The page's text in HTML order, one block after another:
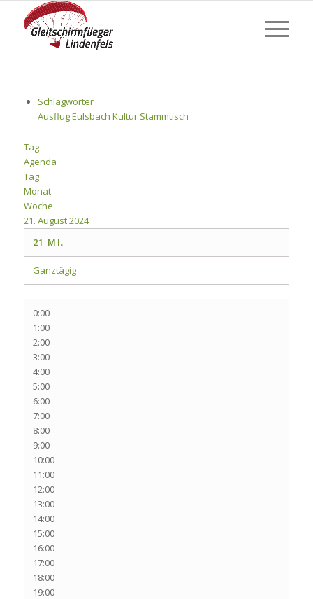
Schlagwörter
AusflugEulsbach Kultur Stammtisch
Tag
Agenda
Tag
Monat
Woche
21. August 2024
21 MI.
Ganztägig
0:00
1:00
2:00
3:00
4:00
5:00
6:00
7:00
8:00
9:00
10:00
11:00
12:00
13:00
14:00
15:00
16:00
17:00
18:00
19:00